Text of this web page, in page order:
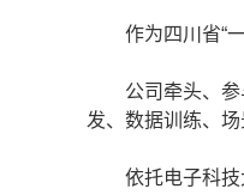
作为四川省“一
公司牵头、参与
发、数据训练、
依托电子科技大